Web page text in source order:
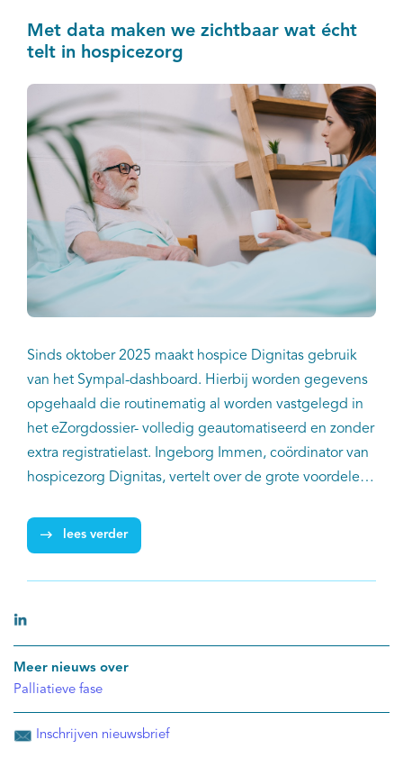
Met data maken we zichtbaar wat écht
telt in hospicezorg
Sinds oktober 2025 maakt hospice Dignitas gebruik
van het Sympal-dashboard. Hierbij worden gegevens
opgehaald die routinematig al worden vastgelegd in
het eZorgdossier- volledig geautomatiseerd en zonder
extra registratielast. Ingeborg Immen, coördinator van
hospicezorg Dignitas, vertelt over de grote voordelen
lees verder
Meer nieuws over
Palliatieve fase
Inschrijven nieuwsbrief